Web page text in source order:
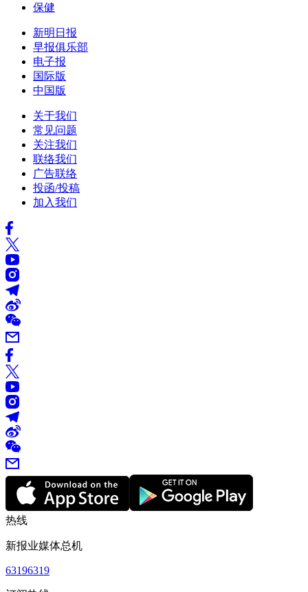
保健
新明日报
早报俱乐部
电子报
国际版
中国版
关于我们
常见问题
关注我们
联络我们
广告联络
投函/投稿
加入我们
热线
新报业媒体总机
63196319